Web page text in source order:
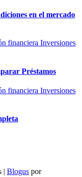
en el mercado
financiera Inversiones
Préstamos
financiera Inversiones
| Blogus por